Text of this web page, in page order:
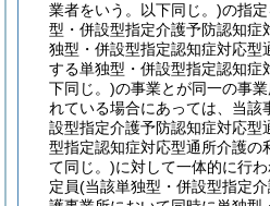
業者をいう。以下同じ。)の指
型・併設型指定介護予防認知症
独型・併設型指定認知症対応型
する単独型・併設型指定認知症
下同じ。)の事業とが同一の事
れている場合にあっては、当該
設型指定介護予防認知症対応型
型指定認知症対応型通所介護の
て同じ。)に対して一体的に行
定員(当該単独型・併設型指定